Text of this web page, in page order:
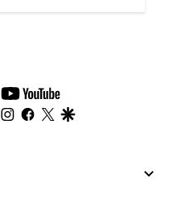
youtube-
footer
instagram
facebook
twitter